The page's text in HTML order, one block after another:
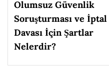
Olumsuz Güvenlik
Soruşturması ve İptal
Davası İçin Şartlar
Nelerdir?